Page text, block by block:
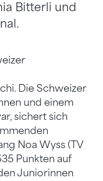
Bitterli und
Die Schweizer
und einem
sichert sich
Noa Wyss (TV
Punkten auf
Juniorinnen